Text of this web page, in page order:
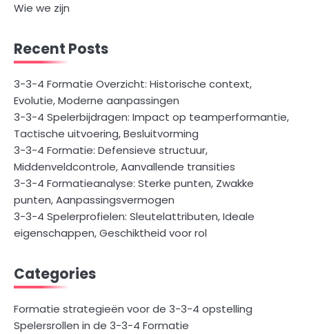
Wie we zijn
Recent Posts
3-3-4 Formatie Overzicht: Historische context,
Evolutie, Moderne aanpassingen
3-3-4 Spelerbijdragen: Impact op teamperformantie,
Tactische uitvoering, Besluitvorming
3-3-4 Formatie: Defensieve structuur,
Middenveldcontrole, Aanvallende transities
3-3-4 Formatieanalyse: Sterke punten, Zwakke
punten, Aanpassingsvermogen
3-3-4 Spelerprofielen: Sleutelattributen, Ideale
eigenschappen, Geschiktheid voor rol
Categories
Formatie strategieën voor de 3-3-4 opstelling
Spelersrollen in de 3-3-4 Formatie